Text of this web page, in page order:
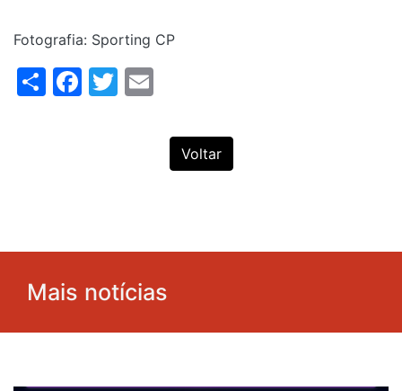
Fotografia: Sporting CP
ShareFacebook
Twitter
Voltar
Mais notícias